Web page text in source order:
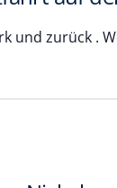
und zurück .